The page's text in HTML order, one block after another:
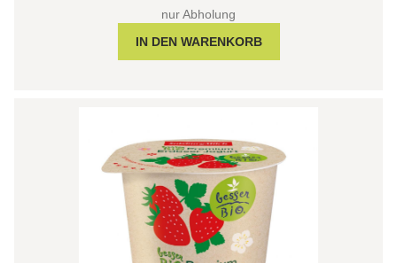
nur Abholung